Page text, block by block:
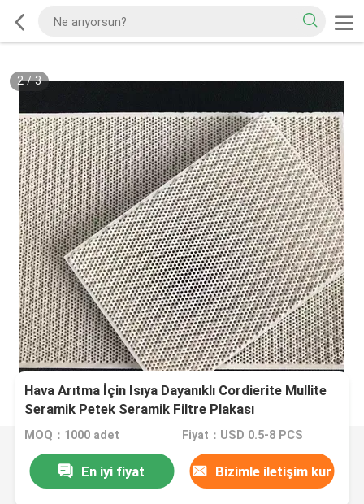
2/3
Hava Arıtma İçin Isıya Dayanıklı Cordierite Mullite
Seramik Petek Seramik Filtre Plakası
MOQ：1000 adet Fiyat：USD 0.5-8 PCS
En iyi fiyat Bizimle iletişim kur